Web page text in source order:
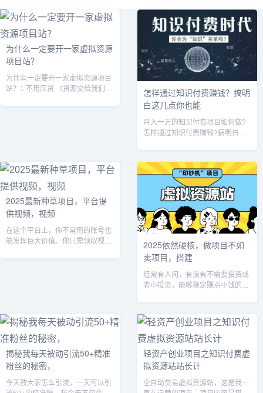
为什么一定要开一家虚拟资源
项目站？
为什么一定要开一家虚拟资源项目
站？1.不用压货 （货源交给我们）
怎样通过知识付费赚钱？搞明
白这几点你也能
月入一万的知识付费项目如何做?
怎样通过知识付费赚钱?搞明白这
何操作，如何赚钱?首先我们看一
下什么是知
2025最新种草项目，平台提
供视频，视频
在这个平台上，你不常用的账号也
能发挥巨大价值。你只需领取视频
2025依然硬核，做项目不如
卖项目，搭建
经常有人问，有没有不需要投资或
者小投资，能够稳定赚点小钱的项
大佬级人物单日售卖会员即可赚取
数万。市场
揭秘我每天被动引流50+精准
粉丝的秘密，
今天教大家怎么引流，一天可以引
轻资产创业项目之知识付费虚
拟资源站站长计
全自动交易虚拟资源站，这是我一